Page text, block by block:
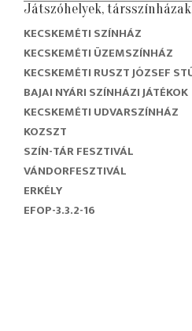
Játszóhelyek,
KECSKEMÉTI SZÍNHÁZ
KECSKEMÉTI ÜZEMSZÍNHÁZ
KECSKEMÉTI RUSZT JÓZSEF
BAJAI NYÁRI SZÍNHÁZI JÁTÉKOK
KECSKEMÉTI UDVARSZÍNHÁZ
KOZSZT
SZÍN-TÁR FESZTIVÁL
VÁNDORFESZTIVÁL
ERKÉLY
EFOP-3.3.2-16